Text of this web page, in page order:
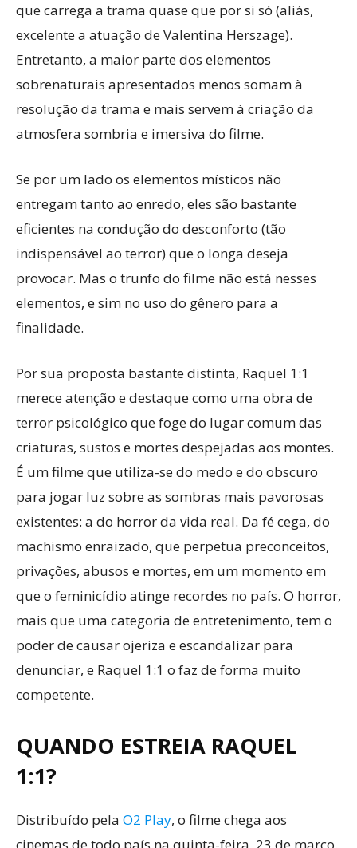
que carrega a trama quase que por si só (aliás,
excelente a atuação de Valentina Herszage).
Entretanto, a maior parte dos elementos
sobrenaturais apresentados menos somam à
resolução da trama e mais servem à criação da
atmosfera sombria e imersiva do filme.
Se por um lado os elementos místicos não
entregam tanto ao enredo, eles são bastante
eficientes na condução do desconforto (tão
indispensável ao terror) que o longa deseja
provocar. Mas o trunfo do filme não está nesses
elementos, e sim no uso do gênero para a
finalidade.
Por sua proposta bastante distinta, Raquel 1:1
merece atenção e destaque como uma obra de
terror psicológico que foge do lugar comum das
criaturas, sustos e mortes despejadas aos montes.
É um filme que utiliza-se do medo e do obscuro
para jogar luz sobre as sombras mais pavorosas
existentes: a do horror da vida real. Da fé cega, do
machismo enraizado, que perpetua preconceitos,
privações, abusos e mortes, em um momento em
que o feminicídio atinge recordes no país. O horror,
mais que uma categoria de entretenimento, tem o
poder de causar ojeriza e escandalizar para
denunciar, e Raquel 1:1 o faz de forma muito
competente.
QUANDO ESTREIA RAQUEL
1:1?
Distribuído pela O2 Play, o filme chega aos